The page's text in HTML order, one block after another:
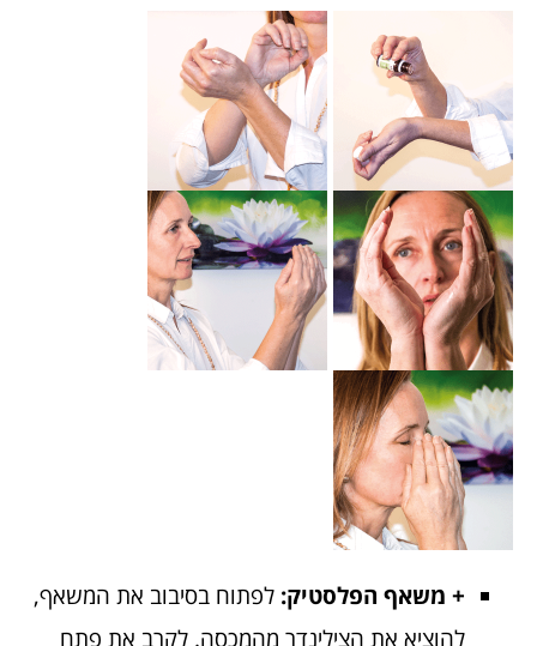
+ משאף הפלסטיק: לפתוח בסיבוב את המשאף,
להוציא את הצילינדר מהמכסה. לקרב את פתח